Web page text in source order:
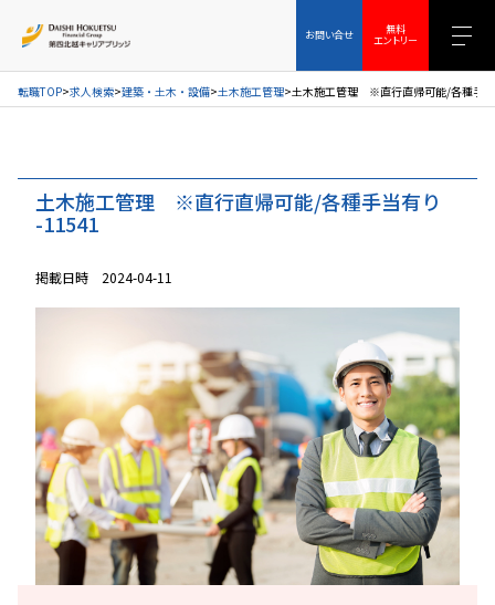
お問い合せ 無料
エントリー
お問い合せ 無料エントリー
転職TOP 求人検索 建築・土木・設備 土木施工管理 土木施工管理 ※直行直帰可能/各種手
土木施工管理 ※直行直帰可能/各種手当有り
-11541
掲載日時 2024-04-11